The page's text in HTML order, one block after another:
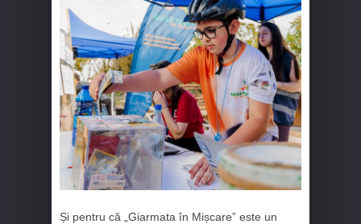
Și pentru că „Giarmata în Mișcare” este un